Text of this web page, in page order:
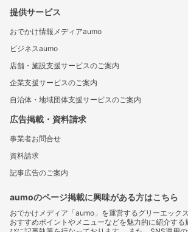
提供サービス
おでかけ情報メディアaumo
ビジネスaumo
店舗・施設支援サービスのご案内
企業支援サービスのご案内
自治体・地域団体支援サービスのご案内
広告掲載・資料請求
事業者お問合せ
資料請求
記事広告のご案内
aumoのページ掲載に興味がある方はこちら
おでかけメディア「aumo」を運営するグリーエック
おすすめポイントやメニューなどを魅力的に紹介する